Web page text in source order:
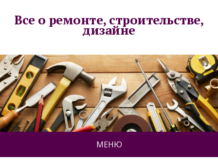
Все о ремонте, строительстве,
дизайне
МЕНЮ